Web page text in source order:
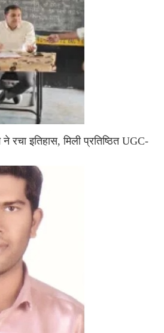
रचा इतिहास, मिली प्रतिष्ठित UGC-